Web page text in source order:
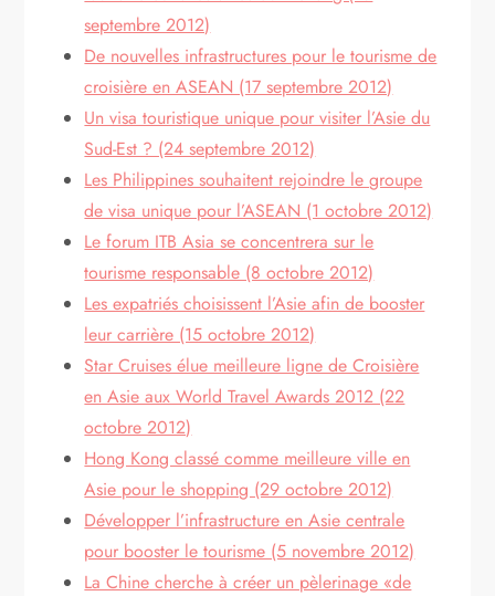
septembre 2012)
De nouvelles infrastructures pour le tourisme de
croisière en ASEAN (17 septembre 2012)
Un visa touristique unique pour visiter l’Asie du
Sud-Est ? (24 septembre 2012)
Les Philippines souhaitent rejoindre le groupe
de visa unique pour l’ASEAN (1 octobre 2012)
Le forum ITB Asia se concentrera sur le
tourisme responsable (8 octobre 2012)
Les expatriés choisissent l’Asie afin de booster
leur carrière (15 octobre 2012)
Star Cruises élue meilleure ligne de Croisière
en Asie aux World Travel Awards 2012 (22
octobre 2012)
Hong Kong classé comme meilleure ville en
Asie pour le shopping (29 octobre 2012)
Développer l’infrastructure en Asie centrale
pour booster le tourisme (5 novembre 2012)
La Chine cherche à créer un pèlerinage «de